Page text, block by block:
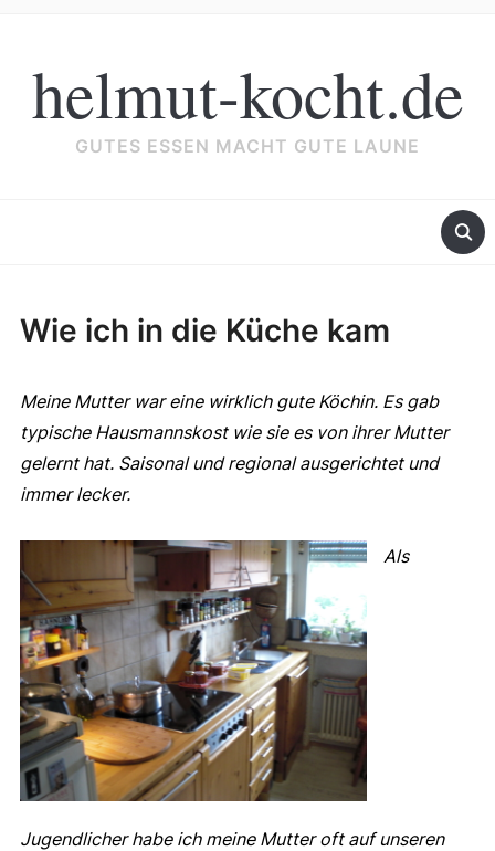
helmut-kocht.de
GUTES ESSEN MACHT GUTE LAUNE
Wie ich in die Küche kam
Meine Mutter war eine wirklich gute Köchin. Es gab
typische Hausmannskost wie sie es von ihrer Mutter
gelernt hat. Saisonal und regional ausgerichtet und
immer lecker.
Als
Jugendlicher habe ich meine Mutter oft auf unseren